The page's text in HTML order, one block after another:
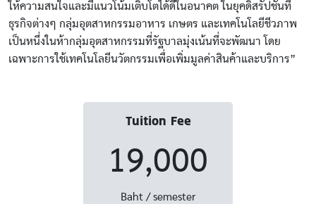
ให้ความสนใจและมีแนวโน้มเติบโตได้ดีในอนาคต ในยุคดิสรัปชั่นที่
ธุรกิจต่างๆ กลุ่มอุตสาหกรรมอาหาร เกษตร และเทคโนโลยีชีวภาพ
เป็นหนึ่งในห้ากลุ่มอุตสาหกรรมที่รัฐบาลมุ่งเน้นที่จะพัฒนา โดย
เฉพาะการใช้เทคโนโลยีนวัตกรรมเพื่อเพิ่มมูลค่าสินค้าและบริการ”
Tuition Fee
19,000
Baht / semester